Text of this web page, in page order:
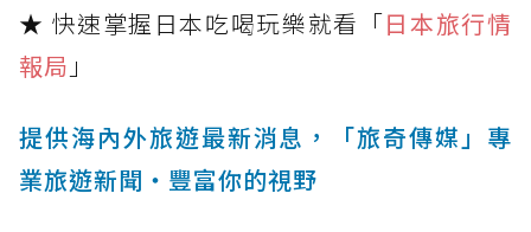
★ 快速掌握日本吃喝玩樂就看「日本旅行情
報局 」
提供海內外旅遊最新消息，「旅奇傳媒」專
業旅遊新聞‧豐富你的視野